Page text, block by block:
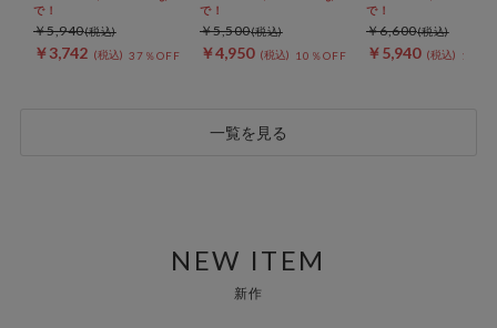
で！
￥3,742 37％OFF
￥5,940
で！
￥4,950 10％OFF
￥5,500
で！
￥5,940 10％
￥6,600
一覧を見る
NEW ITEM
新作